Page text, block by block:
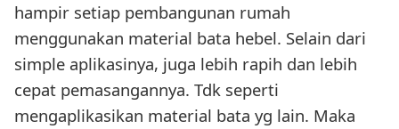
hampir setiap pembangunan rumah
menggunakan material bata hebel. Selain dari
simple aplikasinya, juga lebih rapih dan lebih
cepat pemasangannya. Tdk seperti
mengaplikasikan material bata yg lain. Maka